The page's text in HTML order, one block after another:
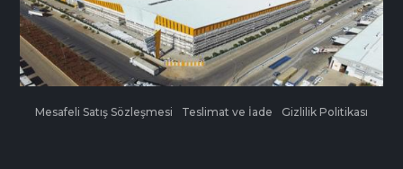
Mesafeli Satış Sözleşmesi Teslimat ve İade Gizlilik Politikası